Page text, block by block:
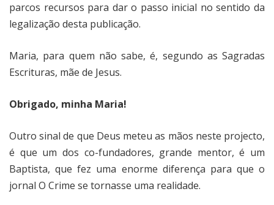
parcos recursos para dar o passo inicial no sentido da
legalização desta publicação.
Maria, para quem não sabe, é, segundo as Sagradas
Escrituras, mãe de Jesus.
Obrigado, minha Maria!
Outro sinal de que Deus meteu as mãos neste projecto,
é que um dos co-fundadores, grande mentor, é um
Baptista, que fez uma enorme diferença para que o
jornal O Crime se tornasse uma realidade.